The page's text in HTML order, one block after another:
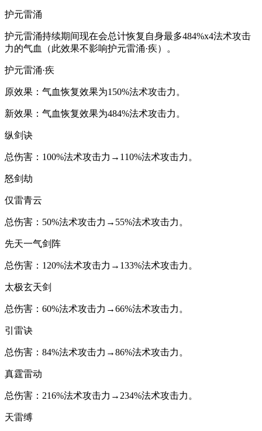
护元雷涌
护元雷涌持续期间现在会总计恢复自身最多484%x4法术攻击
力的气血（此效果不影响护元雷涌·疾）。
护元雷涌·疾
原效果：气血恢复效果为150%法术攻击力。
新效果：气血恢复效果为484%法术攻击力。
纵剑诀
总伤害：100%法术攻击力→110%法术攻击力。
怒剑劫
仅雷青云
总伤害：50%法术攻击力→55%法术攻击力。
先天一气剑阵
总伤害：120%法术攻击力→133%法术攻击力。
太极玄天剑
总伤害：60%法术攻击力→66%法术攻击力。
引雷诀
总伤害：84%法术攻击力→86%法术攻击力。
真霆雷动
总伤害：216%法术攻击力→234%法术攻击力。
天雷缚